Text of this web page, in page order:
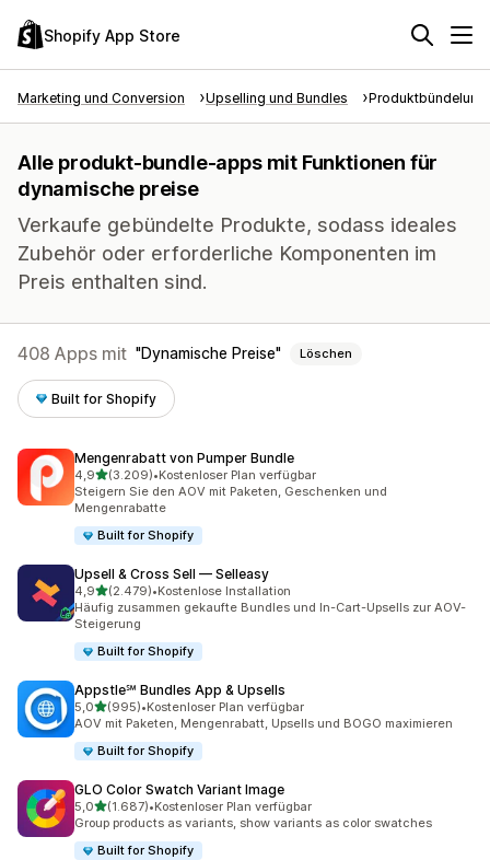
Shopify App Store
Marketing und Conversion Upselling und Bundles Produktbündelung
Alle produkt-bundle-apps mit Funktionen für
dynamische preise
Verkaufe gebündelte Produkte, sodass ideales
Zubehör oder erforderliche Komponenten im
Preis enthalten sind.
408 Apps mit Dynamische Preise Löschen
Built for Shopify
Mengenrabatt von Pumper Bundle
4,9von 5 Sternen
(3.209)
3209 Rezensionen insgesamt
•Kostenloser Plan verfügbar
Steigern Sie den AOV mit Paketen, Geschenken und
Mengenrabatte
Built for Shopify
Upsell & Cross Sell — Selleasy
4,9von 5 Sternen
(2.479)
2479 Rezensionen insgesamt
•Kostenlose Installation
Häufig zusammen gekaufte Bundles und In-Cart-Upsells zur AOV-
Steigerung
Built for Shopify
Appstle℠ Bundles App & Upsells
5,0von 5 Sternen
(995)
995 Rezensionen insgesamt
•Kostenloser Plan verfügbar
AOV mit Paketen, Mengenrabatt, Upsells und BOGO maximieren
Built for Shopify
GLO Color Swatch Variant Image
5,0von 5 Sternen
(1.687)
1687 Rezensionen insgesamt
•Kostenloser Plan verfügbar
Group products as variants, show variants as color swatches
Built for Shopify